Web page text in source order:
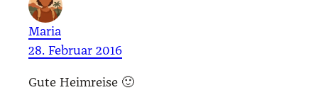
Maria
28. Februar 2016
Gute Heim­rei­se 🙂